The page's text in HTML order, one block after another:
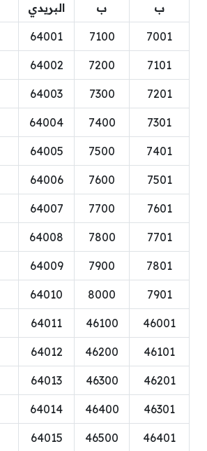
ب
ب
البريدي
7001
7100
64001
7101
7200
64002
7201
7300
64003
7301
7400
64004
7401
7500
64005
7501
7600
64006
7601
7700
64007
7701
7800
64008
7801
7900
64009
7901
8000
64010
46001
46100
64011
46101
46200
64012
46201
46300
64013
46301
46400
64014
46401
46500
64015